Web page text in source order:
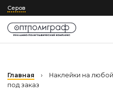
Серов
Главная ›
Наклейки на
под заказ